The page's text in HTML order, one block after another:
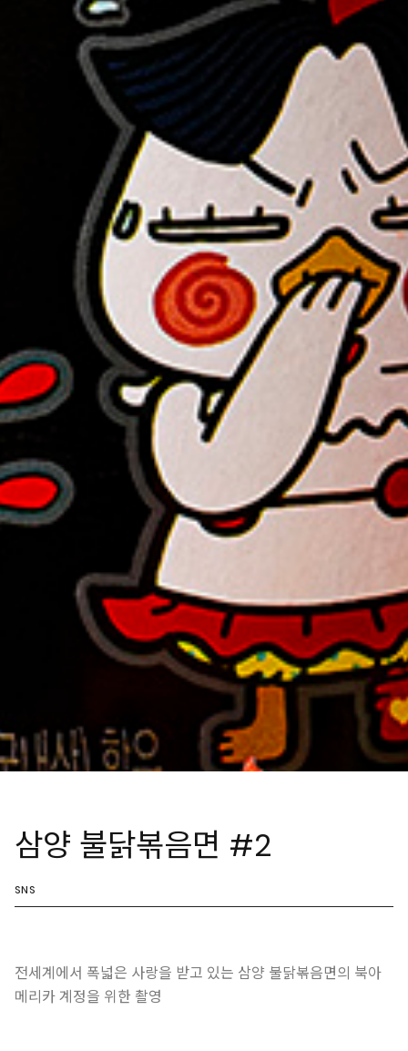
삼양 불닭볶음면 #2
SNS
전세계에서 폭넓은 사랑을 받고 있는 삼양 불닭볶음면의 북아
메리카 계정을 위한 촬영